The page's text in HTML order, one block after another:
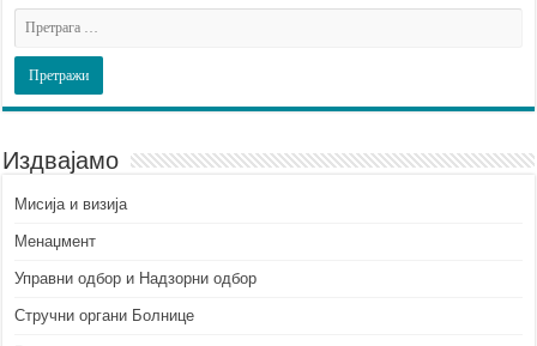
Издвајамо
Мисија и визија
Менаџмент
Управни одбор и Надзорни одбор
Стручни органи Болнице